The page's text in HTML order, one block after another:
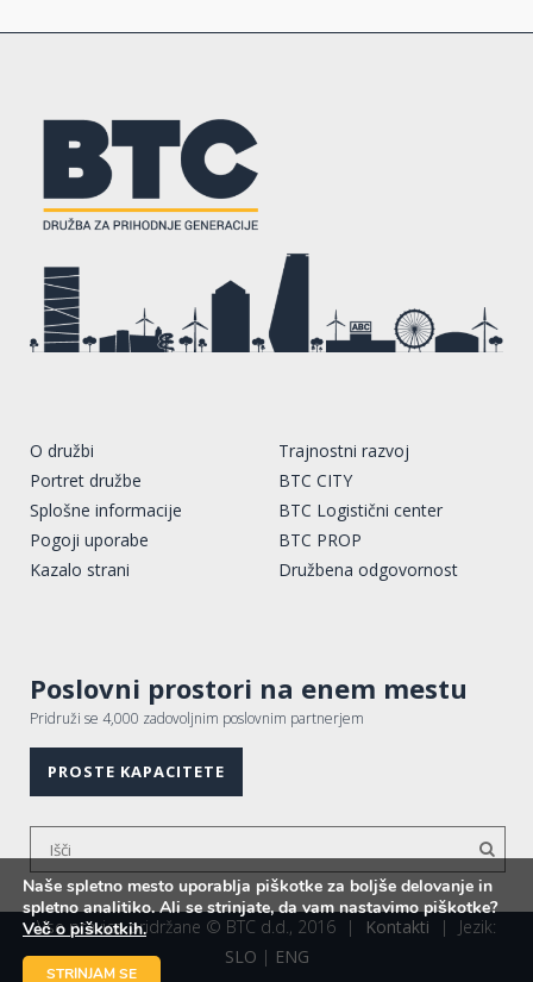
O družbi
Portret družbe
Splošne informacije
Pogoji uporabe
Kazalo strani
Trajnostni razvoj
BTC CITY
BTC Logistični center
BTC PROP
Družbena odgovornost
Poslovni prostori na enem mestu
Pridruži se 4,000 zadovoljnim poslovnim partnerjem
PROSTE KAPACITETE
Vse pravice pridržane © BTC d.d., 2016 | Kontakti |
Jezik:
SLO | ENG
Naše spletno mesto uporablja piškotke za boljše delovanje in
spletno analitiko. Ali se strinjate, da vam nastavimo piškotke?
Več o piškotkih.
STRINJAM SE